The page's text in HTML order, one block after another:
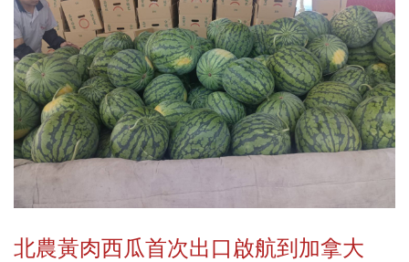
北農黃肉西瓜首次出口啟航到加拿大